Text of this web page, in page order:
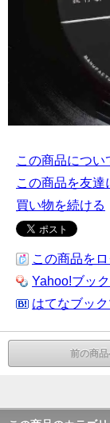
この商品につい
この商品を友達
買い物を続ける
この商品を
Yahoo!ブッ
はてなブッ
前の商品